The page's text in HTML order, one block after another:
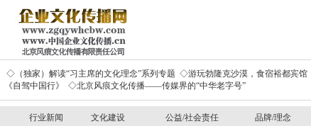
◇（独家）解读“习主席的文化理念”系列专题 ◇游玩勃隆克沙漠，食宿裕都宾馆
《自驾中国行》
◇北京风痕文化传播——传媒界的“中华老字号”
行业新闻 文化建设 公益/社会责任 品牌/理念